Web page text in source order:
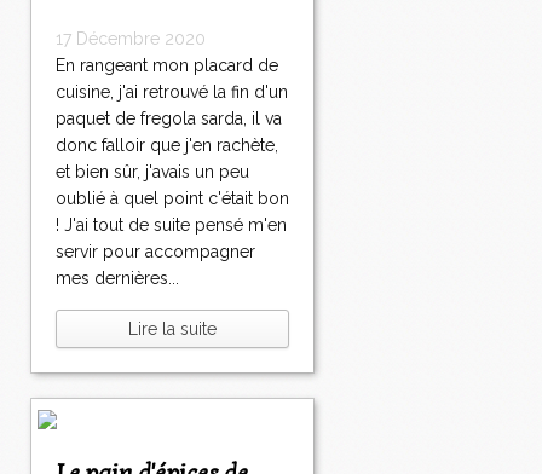
17 Décembre 2020
En rangeant mon placard de
cuisine, j'ai retrouvé la fin d'un
paquet de fregola sarda, il va
donc falloir que j'en rachète,
et bien sûr, j'avais un peu
oublié à quel point c'était bon
! J'ai tout de suite pensé m'en
servir pour accompagner
mes dernières...
Lire la suite